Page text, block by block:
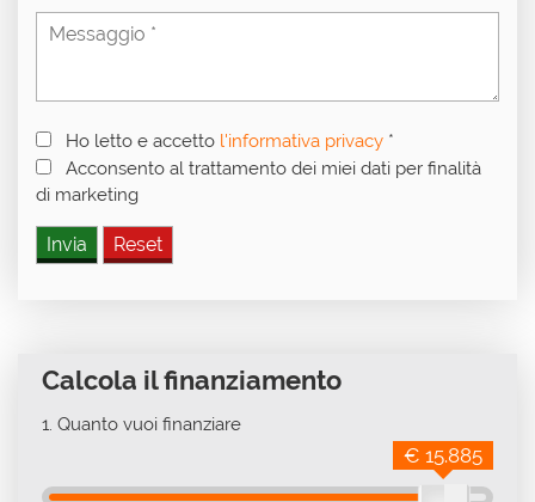
Ho letto e accetto l'informativa privacy *
Acconsento al trattamento dei miei dati per finalità
di marketing
Calcola il finanziamento
1. Quanto vuoi finanziare
€ 15.885